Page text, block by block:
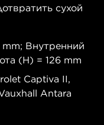
сухой
Внутренний
(H) = 126 mm
Captiva II,
Antara